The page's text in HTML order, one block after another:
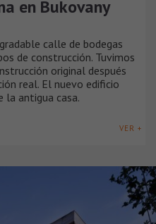
en Bukovany
calle de bodegas
de construcción. Tuvimos
original después
real. El nuevo edificio
la antigua casa.
VER +